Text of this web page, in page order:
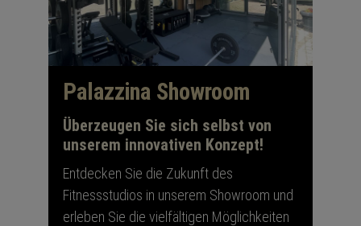
Palazzina Showroom
Überzeugen Sie sich selbst von
unserem innovativen Konzept!
Entdecken Sie die Zukunft des
Fitnessstudios in unserem Showroom und
erleben Sie die vielfältigen Möglichkeiten